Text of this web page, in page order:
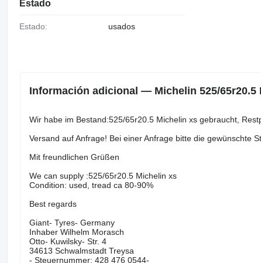
Estado
Estado: usados
Información adicional — Michelin 525/
Wir habe im Bestand:525/65r20.5 Michelin xs gebraucht,
Versand auf Anfrage! Bei einer Anfrage bitte die gewünschte
Mit freundlichen Grüßen
We can supply :525/65r20.5 Michelin xs
Condition: used, tread ca 80-90%
Best regards
Giant- Tyres- Germany
Inhaber Wilhelm Morasch
Otto- Kuwilsky- Str. 4
34613 Schwalmstadt Treysa
- Steuernummer: 428 476 0544-